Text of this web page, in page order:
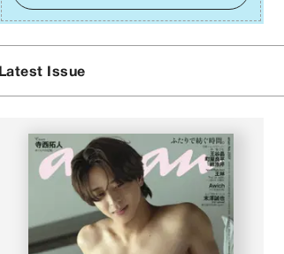
う。そのブレない決意が、あなたにとって有意義
で安定した成果を引き寄せます。
Latest Issue